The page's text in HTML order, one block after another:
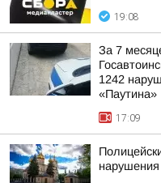
19:08
За 7
1242
«Паутина»
17:09
нарушения